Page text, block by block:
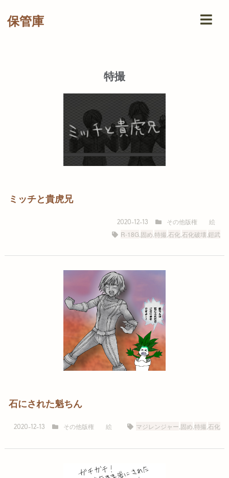
保管庫
特撮
ミッチと貴虎兄
2020-12-13 その他版権
絵
R-18G 固め ,特撮 ,石化,石化破壊 ,鎧武
石にされた魁ちん
2020-12-13 その他版権 絵 マジレンジャー 固め ,特撮 ,石化